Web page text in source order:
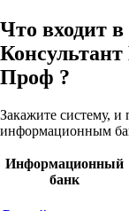
Что входит
Проф ?
Закажите систему,
информационным
Информационный
банк